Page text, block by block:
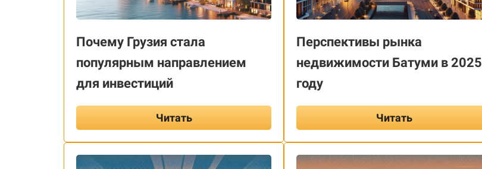
Почему Грузия стала
популярным направлением
для инвестиций
Читать
Перспективы рынка
недвижимости Батуми в 2025
году
Читать